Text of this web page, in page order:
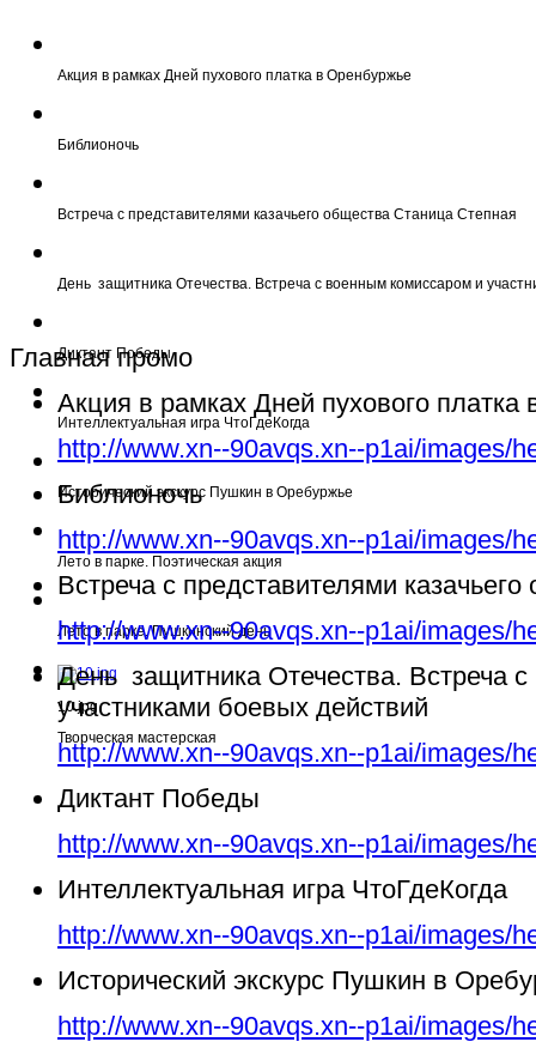
Акция в рамках Дней пухового платка в Оренбуржье
Библионочь
Встреча с представителями казачьего общества Станица Степная
День защитника Отечества. Встреча с военным комиссаром и
Диктант Победы
Интеллектуальная игра ЧтоГдеКогда
Исторический экскурс Пушкин в Оребуржье
Лето в парке. Поэтическая акция
Лето в парке. Пушкинский день
10.jpg
Творческая мастерская
Главная промо
Акция в рамках Дней пухового платка
http://www.xn--90avqs.xn--p1ai/images/
Библионочь
http://www.xn--90avqs.xn--p1ai/images/
Встреча с представителями
http://www.xn--90avqs.xn--p1ai/images/
День защитника Отечества. Встреча
участниками боевых действий
http://www.xn--90avqs.xn--p1ai/images/
Диктант Победы
http://www.xn--90avqs.xn--p1ai/images/
Интеллектуальная игра ЧтоГдеКогда
http://www.xn--90avqs.xn--p1ai/images/
Исторический экскурс Пушкин в
http://www.xn--90avqs.xn--p1ai/images/